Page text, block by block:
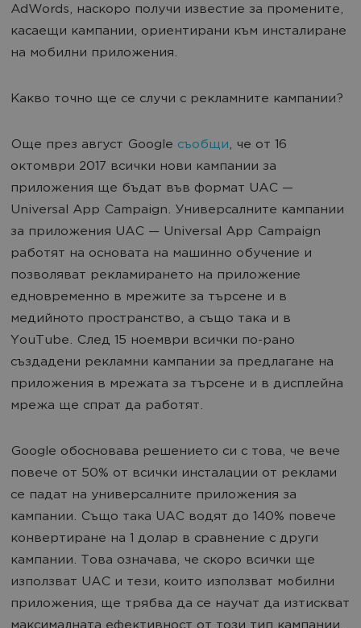
AdWords, наскоро получи известие за промените,
касаещи кампании, ориентирани към инсталиране
на мобилни приложения.
Какво точно ще се случи с рекламните кампании?
Още през август Google съобщи, че от 16
октомври 2017 всички нови кампании за
приложения ще бъдат във формат UAC —
Universal App Campaign. Универсалните кампании
за приложения UAC — Universal App Campaign
работят на основата на машинно обучение и
позволяват рекламирането на приложение
едновременно в мрежите за търсене и в
медийното пространство, а също така и в
YouTube. След 15 ноември всички по-рано
създадени рекламни кампании за предлагане на
приложения в мрежата за търсене и в дисплейна
мрежа ще спрат да работят.
Google обосновава решението си с това, че вече
повече от 50% от всички инсталации от реклами
се падат на универсалните приложения за
кампании. Също така UAC водят до 140% повече
конвертиране на 1 долар в сравнение с други
кампании. Това означава, че скоро всички ще
използват UAC и тези, които използват мобилни
приложения, ще трябва да се научат да изтискват